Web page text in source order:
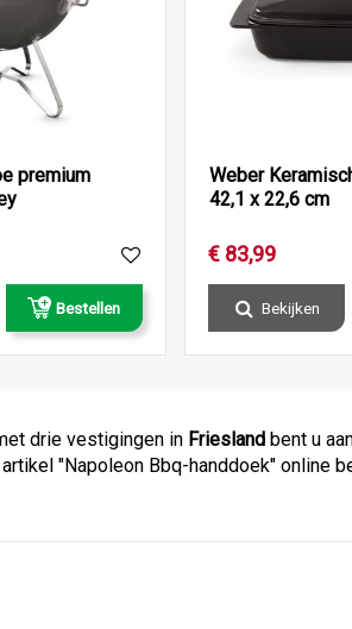
premium
Bestellen
Weber
42,1 x 22,6 cm
€ 83,99
Bekijken
drie vestigingen in Friesland bent u
artikel "Napoleon Bbq-handdoek" online